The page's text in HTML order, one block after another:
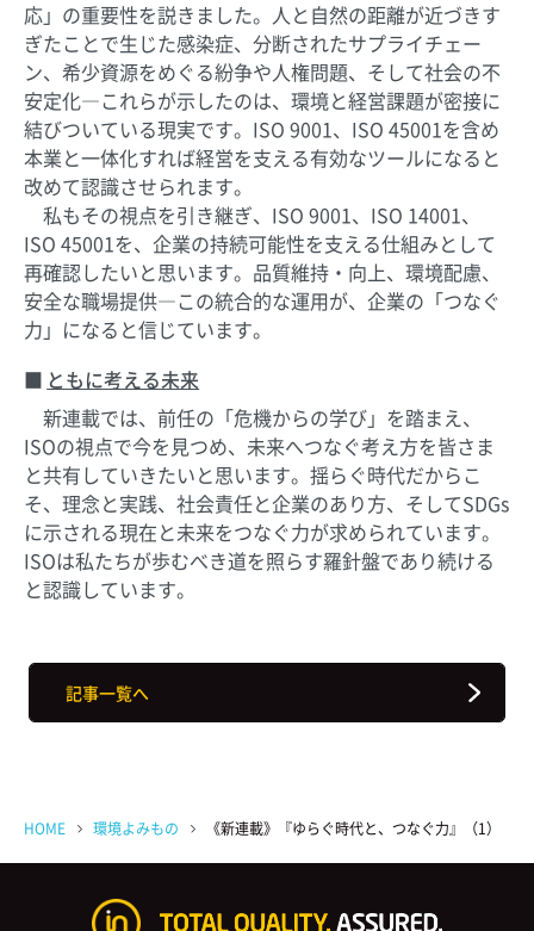
応」の重要性を説きました。人と自然の距離が近づきす
ぎたことで生じた感染症、分断されたサプライチェー
ン、希少資源をめぐる紛争や人権問題、そして社会の不
安定化―これらが示したのは、環境と経営課題が密接に
結びついている現実です。ISO 9001、ISO 45001を含め
本業と一体化すれば経営を支える有効なツールになると
改めて認識させられます。
私もその視点を引き継ぎ、ISO 9001、ISO 14001、
ISO 45001を、企業の持続可能性を支える仕組みとして
再確認したいと思います。品質維持・向上、環境配慮、
安全な職場提供―この統合的な運用が、企業の「つなぐ
力」になると信じています。
ともに考える未来
新連載では、前任の「危機からの学び」を踏まえ、
ISOの視点で今を見つめ、未来へつなぐ考え方を皆さま
と共有していきたいと思います。揺らぐ時代だからこ
そ、理念と実践、社会責任と企業のあり方、そしてSDGs
に示される現在と未来をつなぐ力が求められています。
ISOは私たちが歩むべき道を照らす羅針盤であり続ける
と認識しています。
記事一覧へ
HOME 環境よみもの 《新連載》『ゆらぐ時代と、つなぐ力』（1）